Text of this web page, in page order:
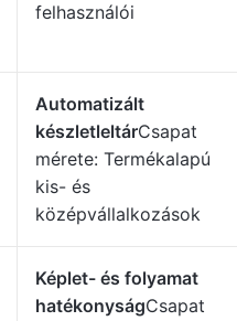
felhasználói
Automatizált
készletleltárCsapat
mérete: Termékalapú
kis- és
középvállalkozások
Képlet- és folyamat
hatékonyságCsapat